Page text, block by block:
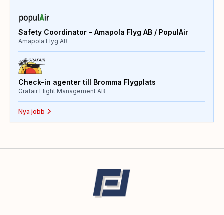
Safety Coordinator – Amapola Flyg AB / PopulAir
Amapola Flyg AB
Check-in agenter till Bromma Flygplats
Grafair Flight Management AB
Nya jobb